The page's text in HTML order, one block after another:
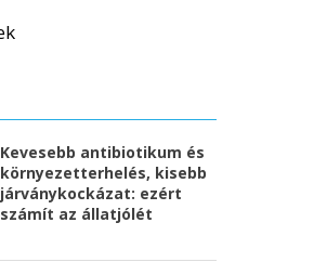
Kevesebb antibiotikum és
környezetterhelés, kisebb
járványkockázat: ezért
számít az állatjólét